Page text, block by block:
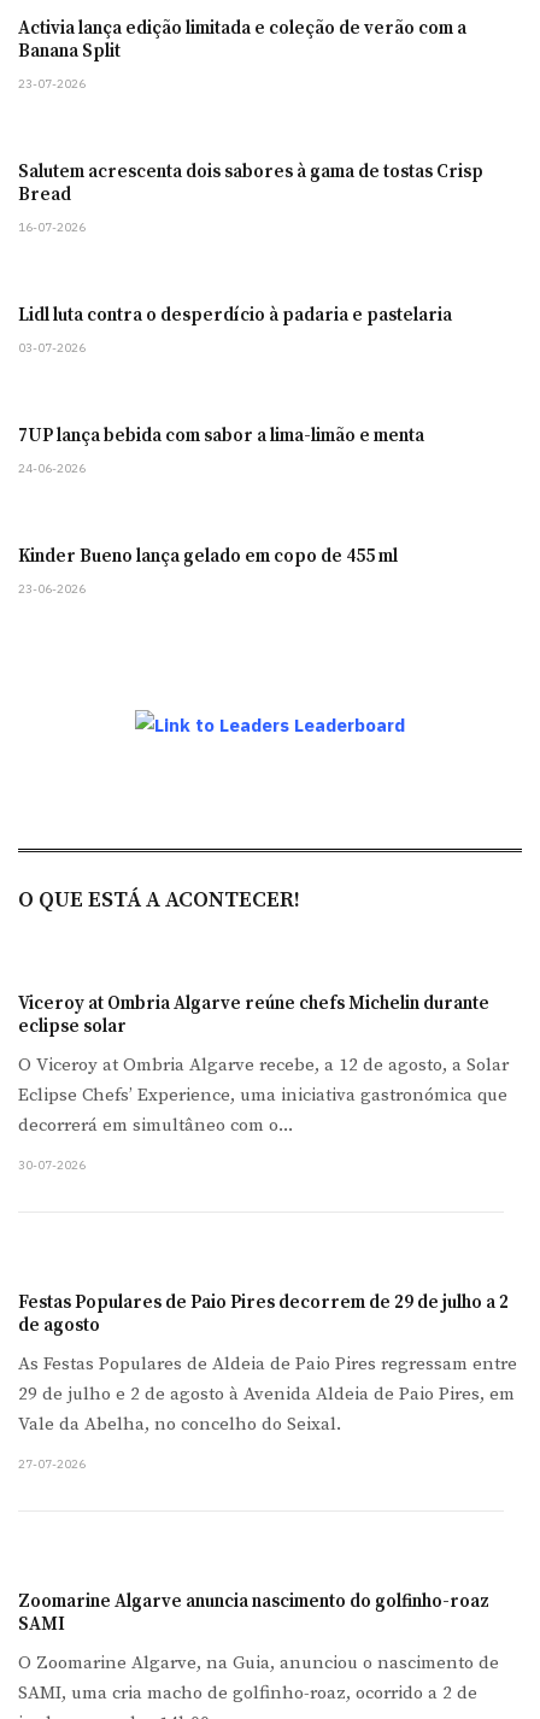
Activia lança edição limitada e coleção de verão com a
Banana Split
23-07-2026
Salutem acrescenta dois sabores à gama de tostas Crisp
Bread
16-07-2026
Lidl luta contra o desperdício à padaria e pastelaria
03-07-2026
7UP lança bebida com sabor a lima-limão e menta
24-06-2026
Kinder Bueno lança gelado em copo de 455 ml
23-06-2026
O QUE ESTÁ A ACONTECER!
Viceroy at Ombria Algarve reúne chefs Michelin durante
eclipse solar
O Viceroy at Ombria Algarve recebe, a 12 de agosto, a Solar
Eclipse Chefs’ Experience, uma iniciativa gastronómica que
decorrerá em simultâneo com o...
30-07-2026
Festas Populares de Paio Pires decorrem de 29 de julho a 2
de agosto
As Festas Populares de Aldeia de Paio Pires regressam entre
29 de julho e 2 de agosto à Avenida Aldeia de Paio Pires, em
Vale da Abelha, no concelho do Seixal.
27-07-2026
Zoomarine Algarve anuncia nascimento do golfinho-roaz
SAMI
O Zoomarine Algarve, na Guia, anunciou o nascimento de
SAMI, uma cria macho de golfinho-roaz, ocorrido a 2 de